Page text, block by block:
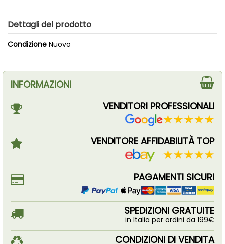
Dettagli del prodotto
Condizione Nuovo
INFORMAZIONI
VENDITORI PROFESSIONALI
VENDITORE AFFIDABILITÀ TOP
PAGAMENTI SICURI
SPEDIZIONI GRATUITE
in Italia per ordini da 199€
CONDIZIONI DI VENDITA